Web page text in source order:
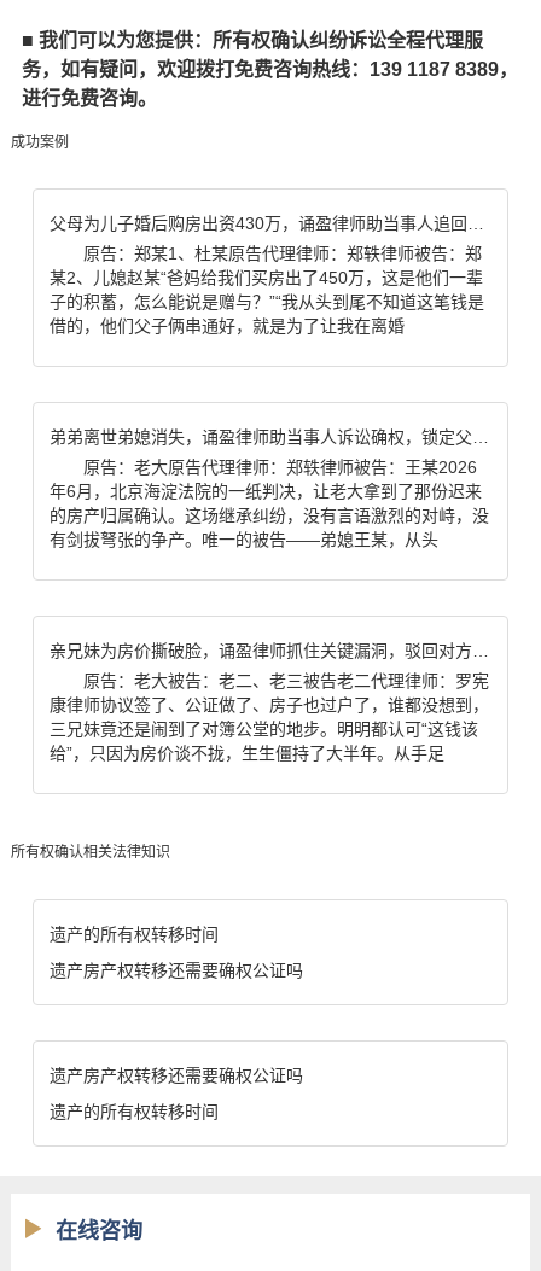
■ 我们可以为您提供：所有权确认纠纷诉讼全程代理服
务，如有疑问，欢迎拨打免费咨询热线：139 1187 8389，
进行免费咨询。
成功案例
原告：郑某1、杜某原告代理律师：郑轶律师被告：郑
某2、儿媳赵某“爸妈给我们买房出了450万，这是他们一辈
子的积蓄，怎么能说是赠与？”“我从头到尾不知道这笔钱是
借的，他们父子俩串通好，就是为了让我在离婚
原告：老大原告代理律师：郑轶律师被告：王某2026
年6月，北京海淀法院的一纸判决，让老大拿到了那份迟来
的房产归属确认。这场继承纠纷，没有言语激烈的对峙，没
有剑拔弩张的争产。唯一的被告——弟媳王某，从头
原告：老大被告：老二、老三被告老二代理律师：罗宪
康律师协议签了、公证做了、房子也过户了，谁都没想到，
三兄妹竟还是闹到了对簿公堂的地步。明明都认可“这钱该
给”，只因为房价谈不拢，生生僵持了大半年。从手足
所有权确认相关法律知识
遗产的所有权转移时间
遗产房产权转移还需要确权公证吗
遗产房产权转移还需要确权公证吗
遗产的所有权转移时间
在线咨询